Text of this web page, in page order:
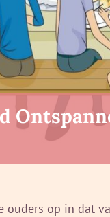
op in dat